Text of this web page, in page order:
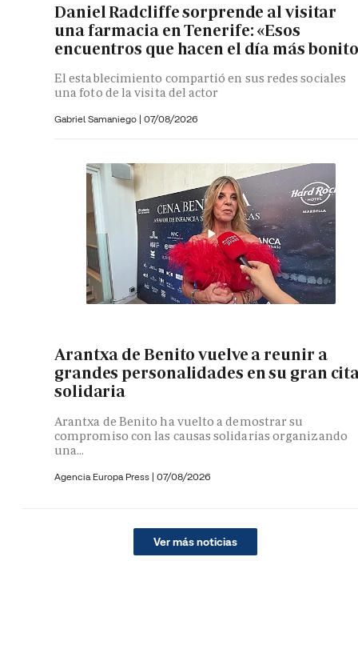
Daniel Radcliffe sorprende al visitar
una farmacia en Tenerife: «Esos
encuentros que hacen el día más
El establecimiento compartió en sus redes sociales
una foto de la visita del actor
Gabriel Samaniego | 07/08/2026
Arantxa de Benito vuelve a reunir a
grandes personalidades en su gran
solidaria
Arantxa de Benito ha vuelto a demostrar su
compromiso con las causas solidarias organizando
una...
Agencia Europa Press | 07/08/2026
Ver más noticias